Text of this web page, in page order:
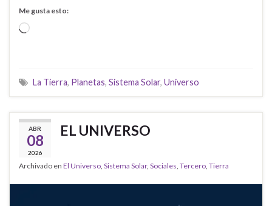
Me gusta esto:
Cargando...
La Tierra, Planetas, Sistema Solar, Universo
ABR
08
2026
EL UNIVERSO
Archivado en El Universo Sistema Solar, Sociales Tercero Tierra